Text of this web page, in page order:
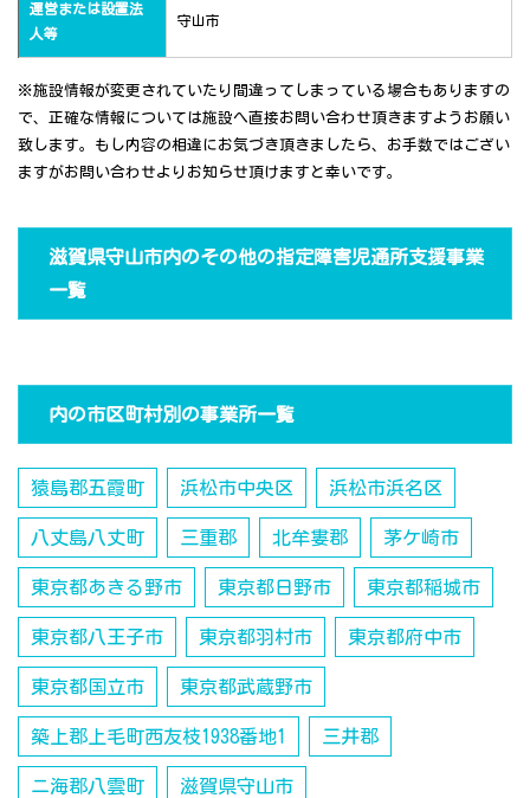
運営または設置法
人等
守山市
※施設情報が変更されていたり間違ってしまっている場合もありますの
で、正確な情報については施設へ直接お問い合わせ頂きますようお願い
致します。もし内容の相違にお気づき頂きましたら、お手数ではござい
ますがお問い合わせよりお知らせ頂けますと幸いです。
滋賀県守山市内のその他の指定障害児通所支援事業
一覧
内の市区町村別の事業所一覧
猿島郡五霞町 浜松市中央区 浜松市浜名区
八丈島八丈町 三重郡 北牟婁郡 茅ケ崎市
東京都あきる野市 東京都日野市 東京都稲城市
東京都八王子市 東京都羽村市 東京都府中市
東京都国立市 東京都武蔵野市
築上郡上毛町西友枝1938番地1 三井郡
ニ海郡八雲町 滋賀県守山市